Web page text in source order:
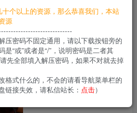
个以上的资源，那么恭喜我们，本站
源
压密码不固定通用，请以下载按钮旁的
“或”或者是“/”，说明密码是二者其
先全部填入解压密码，如果不对就去掉
格式什么的，不会的请看导航菜单栏的
链接失效，请私信站长： 点击）